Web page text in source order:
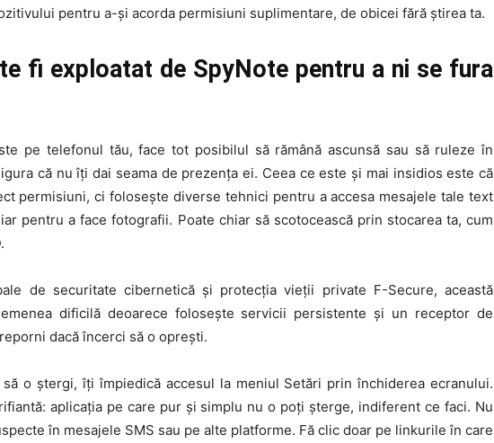
pentru a-și acorda permisiuni suplimentare, de obicei fără știrea ta.
fi exploatat de SpyNote pentru a ni se fura
pe telefonul tău, face tot posibilul să rămână ascunsă sau să ruleze în
că nu îți dai seama de prezența ei. Ceea ce este și mai insidios este că
permisiuni, ci folosește diverse tehnici pentru a accesa mesajele tale text
pentru a face fotografii. Poate chiar să scotocească prin stocarea ta, cum
de securitate cibernetică și protecția vieții private F-Secure, această
dificilă deoarece folosește servicii persistente și un receptor de
dacă încerci să o oprești.
o ștergi, îți împiedică accesul la meniul Setări prin închiderea ecranului.
aplicația pe care pur și simplu nu o poți șterge, indiferent ce faci. Nu
în mesajele SMS sau pe alte platforme. Fă clic doar pe linkurile în care